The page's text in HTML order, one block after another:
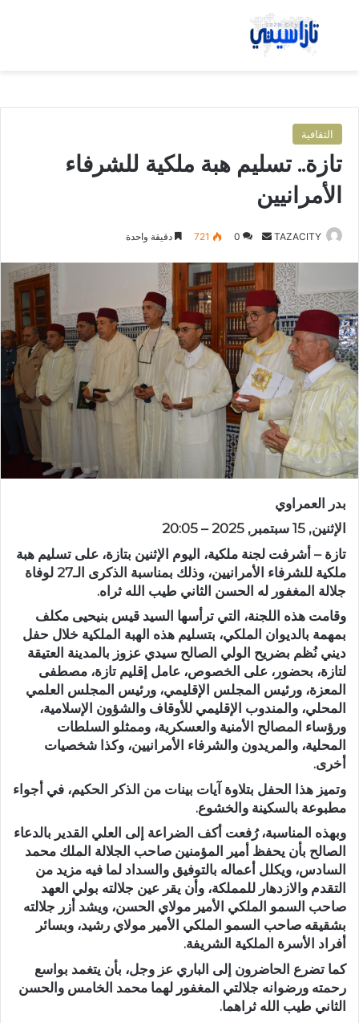
بحث عن
الثقافية
تازة.. تسليم هبة ملكية للشرفاء
الأمرانيين
TAZACITY
س
ل
ب
ر
ي
د
ا
إ
ن
ا
0
721 دقيقة واحدة
بدر العمراوي
الإثنين, 15 سبتمبر, 2025 – 20:05
تازة – أشرفت لجنة ملكية، اليوم الإثنين بتازة، على تسليم هبة
ملكية للشرفاء الأمرانيين، وذلك بمناسبة الذكرى الـ27 لوفاة
جلالة المغفور له الحسن الثاني طيب الله ثراه.
وقامت هذه اللجنة، التي ترأسها السيد قيس بنيحيى مكلف
بمهمة بالديوان الملكي، بتسليم هذه الهبة الملكية خلال حفل
ديني نُظم بضريح الولي الصالح سيدي عزوز بالمدينة العتيقة
لتازة، بحضور، على الخصوص، عامل إقليم تازة، مصطفى
المعزة، ورئيس المجلس الإقليمي، ورئيس المجلس العلمي
المحلي، والمندوب الإقليمي للأوقاف والشؤون الإسلامية،
ورؤساء المصالح الأمنية والعسكرية، وممثلو السلطات
المحلية، والمريدون والشرفاء الأمرانيين، وكذا شخصيات
أخرى.
وتميز هذا الحفل بتلاوة آيات بينات من الذكر الحكيم، في أجواء
مطبوعة بالسكينة والخشوع.
وبهذه المناسبة، رُفعت أكف الضراعة إلى العلي القدير بالدعاء
الصالح بأن يحفظ أمير المؤمنين صاحب الجلالة الملك محمد
السادس، ويكلل أعماله بالتوفيق والسداد لما فيه مزيد من
التقدم والازدهار للمملكة، وأن يقر عين جلالته بولي العهد
صاحب السمو الملكي الأمير مولاي الحسن، ويشد أزر جلالته
بشقيقه صاحب السمو الملكي الأمير مولاي رشيد، وبسائر
أفراد الأسرة الملكية الشريفة.
كما تضرع الحاضرون إلى الباري عز وجل، بأن يتغمد بواسع
رحمته ورضوانه جلالتي المغفور لهما محمد الخامس والحسن
الثاني طيب الله ثراهما.